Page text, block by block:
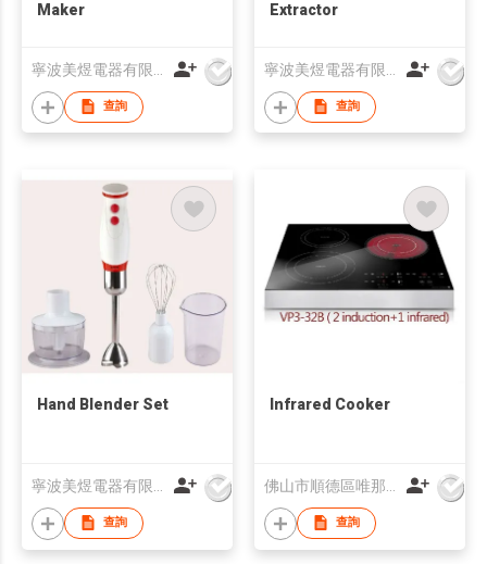
Maker
查詢
Extractor
查詢
Hand Blender Set
查詢
Infrared Cooker
查詢